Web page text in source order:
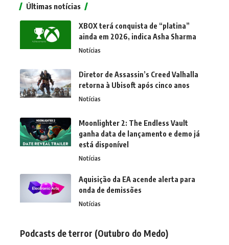
Últimas notícias
XBOX terá conquista de “platina”
ainda em 2026, indica Asha Sharma
Notícias
Diretor de Assassin’s Creed Valhalla
retorna à Ubisoft após cinco anos
Notícias
Moonlighter 2: The Endless Vault
ganha data de lançamento e demo já
está disponível
Notícias
Aquisição da EA acende alerta para
onda de demissões
Notícias
Podcasts de terror (Outubro do Medo)